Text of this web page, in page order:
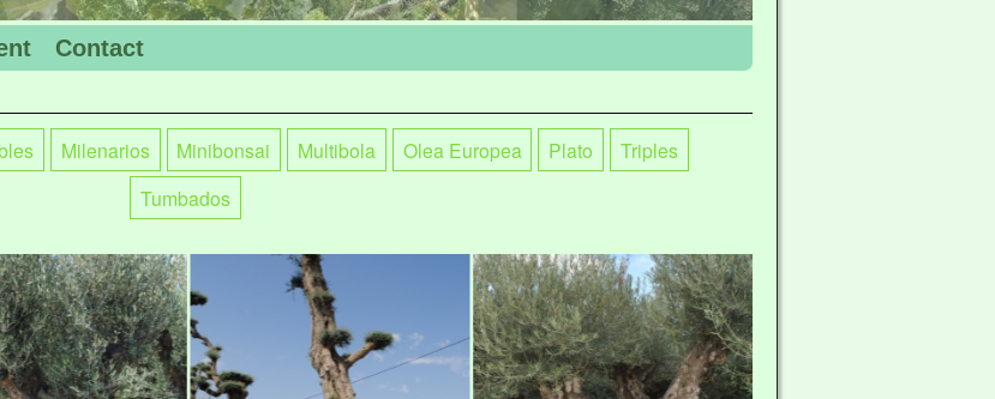
Contact
Milenarios Minibonsai Multibola Olea Europea Plato
Triples
Tumbados